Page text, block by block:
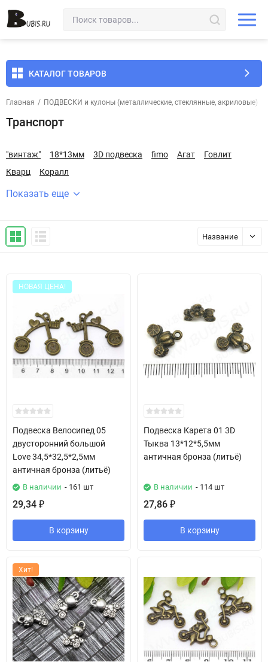
КАТАЛОГ ТОВАРОВ
Главная / ПОДВЕСКИ и кулоны (металлические, стеклянные, акриловые)
Транспорт
"винтаж" 18*13мм 3D подвеска fimo Агат
Говлит
Кварц
Коралл
Показать еще
Название
НОВАЯ ЦЕНА!
Подвеска Велосипед 05
двусторонний большой
Love 34,5*32,5*2,5мм
античная бронза (литьё)
В наличии - 161 шт
29,34 ₽
В корзину
Подвеска Карета 01 3D
Тыква 13*12*5,5мм
античная бронза (литьё)
В наличии - 114 шт
27,86 ₽
В корзину
Хит!